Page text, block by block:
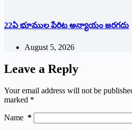
22ఏ భూముల పేరిట అన్యాయం జరగదు
August 5, 2026
Leave a Reply
Your email address will not be
marked *
Name *